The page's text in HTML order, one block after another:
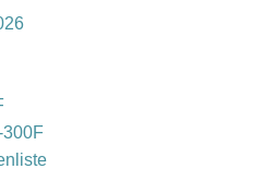
300F